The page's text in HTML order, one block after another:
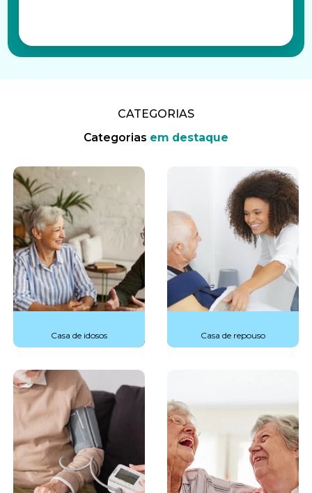
CATEGORIAS
Categorias em destaque
Casa de idosos Casa de repouso